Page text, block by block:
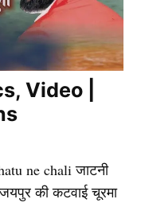
Video |
ne chali जाटनी
की कटवाई चूरमा